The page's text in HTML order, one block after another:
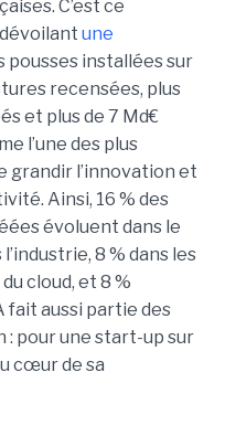
C’est ce
une
pousses installées sur
recensées, plus
et plus de 7 Md€
l’une des plus
grandir l’innovation et
Ainsi, 16 % des
évoluent dans le
8 % dans les
cloud, et 8 %
fait aussi partie des
: pour une start-up sur
cœur de sa